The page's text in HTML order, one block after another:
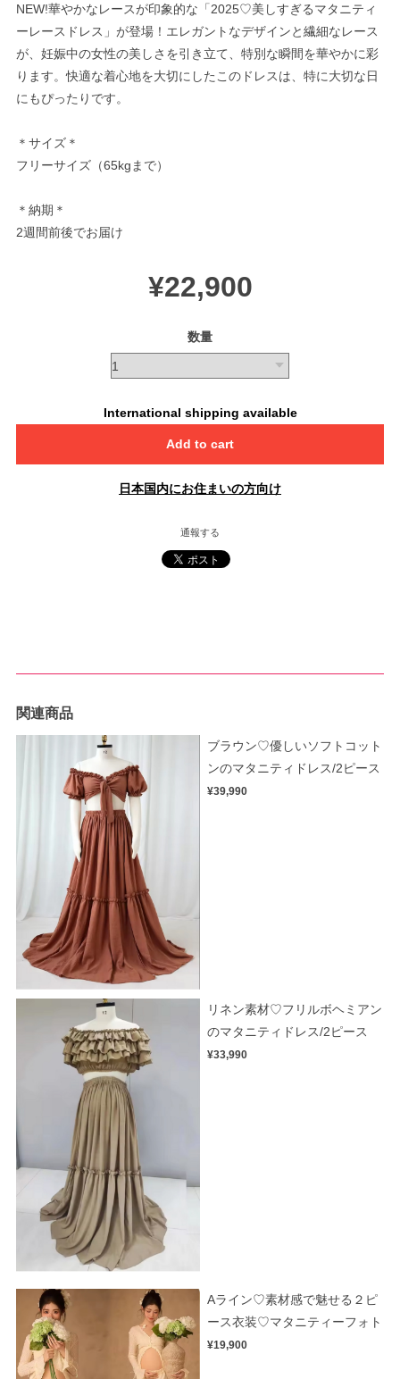
NEW!華やかなレースが印象的な「2025♡美しすぎるマタニティ
ーレースドレス」が登場！エレガントなデザインと繊細なレース
が、妊娠中の女性の美しさを引き立て、特別な瞬間を華やかに彩
ります。快適な着心地を大切にしたこのドレスは、特に大切な日
にもぴったりです。
＊サイズ＊
フリーサイズ（65kgまで）
＊納期＊
2週間前後でお届け
¥22,900
数量
International shipping available
Add to cart
日本国内にお住まいの方向け
通報する
関連商品
ブラウン♡優しいソフトコット
ンのマタニティドレス/2ピース
¥39,990
リネン素材♡フリルボヘミアン
のマタニティドレス/2ピース
¥33,990
Aライン♡素材感で魅せる２ピ
ース衣装♡マタニティーフォト
¥19,900